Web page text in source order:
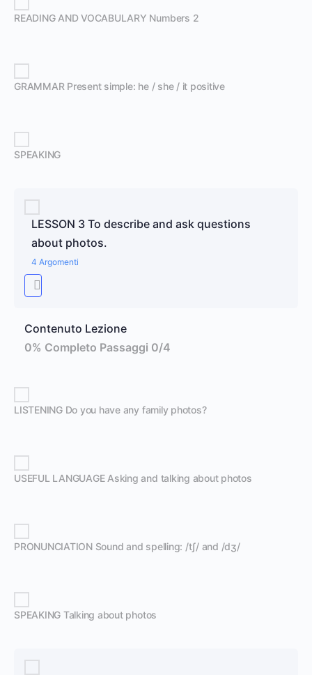
READING AND VOCABULARY Numbers 2
GRAMMAR Present simple: he / she / it positive
SPEAKING
LESSON 3 To describe and ask questions
about photos.
4 Argomenti
Contenuto Lezione
0% Completo Passaggi 0/4
LISTENING Do you have any family photos?
USEFUL LANGUAGE Asking and talking about photos
PRONUNCIATION Sound and spelling: /tʃ/ and /dʒ/
SPEAKING Talking about photos